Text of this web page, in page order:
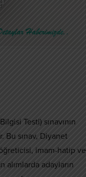
Testi) sınavının
Bu sınav, Diyanet
imam-hatip ve
alımlarda adayların